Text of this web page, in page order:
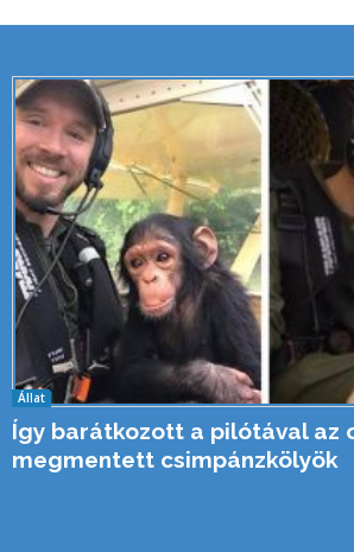
Állat
Így barátkozott a pilótával az
megmentett csimpánzkölyök